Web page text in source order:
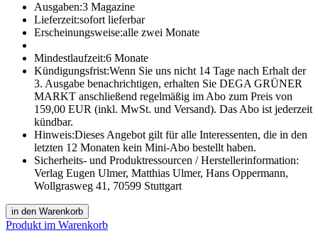
Ausgaben:3 Magazine
Lieferzeit:sofort lieferbar
Erscheinungsweise:alle zwei Monate
Mindestlaufzeit:6 Monate
Kündigungsfrist:Wenn Sie uns nicht 14 Tage nach Erhalt der
3. Ausgabe benachrichtigen, erhalten Sie DEGA GRÜNER
MARKT anschließend regelmäßig im Abo zum Preis von
159,00 EUR (inkl. MwSt. und Versand). Das Abo ist jederzeit
kündbar.
Hinweis:Dieses Angebot gilt für alle Interessenten, die in den
letzten 12 Monaten kein Mini-Abo bestellt haben.
Sicherheits- und Produktressourcen / Herstellerinformation:
Verlag Eugen Ulmer, Matthias Ulmer, Hans Oppermann,
Wollgrasweg 41, 70599 Stuttgart
in den Warenkorb
Produkt im Warenkorb